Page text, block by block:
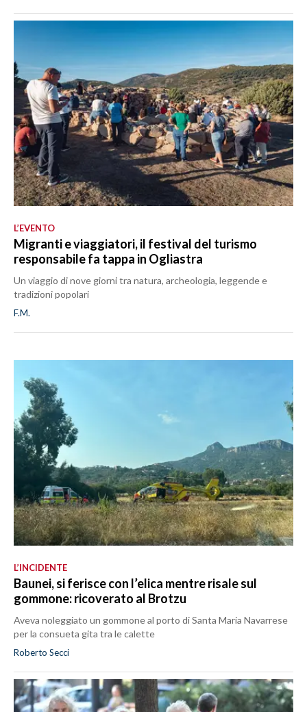
L’EVENTO
Migranti e viaggiatori, il festival del turismo
responsabile fa tappa in Ogliastra
Un viaggio di nove giorni tra natura, archeologia, leggende e
tradizioni popolari
F.M.
L’INCIDENTE
Baunei, si ferisce con l’elica mentre risale sul
gommone: ricoverato al Brotzu
Aveva noleggiato un gommone al porto di Santa Maria Navarrese
per la consueta gita tra le calette
Roberto Secci